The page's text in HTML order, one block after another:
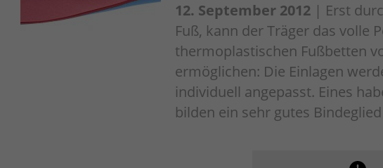
12. September 2012 | Erst
Fuß, kann der Träger das volle
thermoplastischen Fußbetten
ermöglichen: Die Einlagen
individuell angepasst. Eines
bilden ein sehr gutes